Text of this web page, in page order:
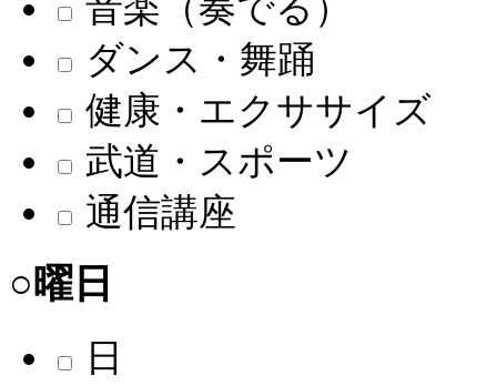
ダンス・舞踊
健康・エクササイズ
武道・スポーツ
通信講座
○曜日
日